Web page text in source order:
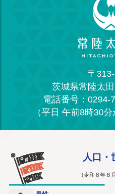
〒
茨城県常陸太
電話番号：0294-
（平日 午前8時30